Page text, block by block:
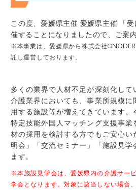
この度、愛媛県主催 愛媛県主催 「
催することになりましたので、ご案
※本事業は、愛媛県から株式会社
託し運営しております。
多くの業界で人材不足が深刻化して
介護業界においても、事業所規模に
用する施設等が増えてきています
特定技能外国人マッチング支援事業
材の採用を検討する方でもご安心い
明会」「交流セミナー」「施設見
ます。
※本施設見学会は、愛媛県内の介護サー
学会となります。対象に該当しない場合